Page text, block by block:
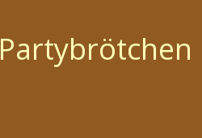
Partybrötchen